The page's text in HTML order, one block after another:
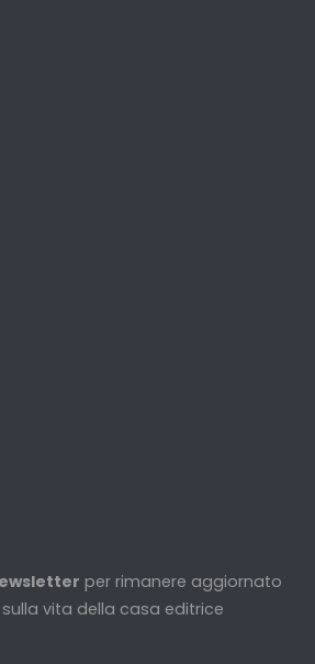
per rimanere aggiornato
vita della casa editrice